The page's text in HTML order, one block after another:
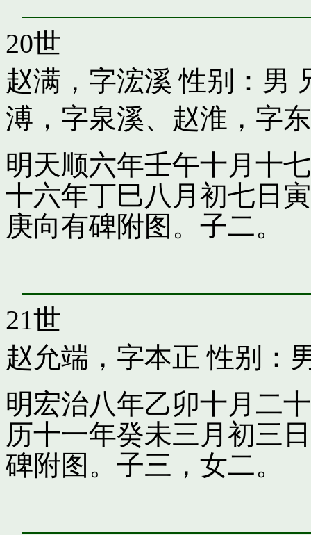
20世
赵满，字浤溪 性别：男
溥，字泉溪、 赵淮，字
明天顺六年壬午十月十
十六年丁巳八月初七日
庚向有碑附图。子二。
21世
赵允端，字本正 性别：
明宏治八年乙卯十月二
历十一年癸未三月初三
碑附图。子三，女二。